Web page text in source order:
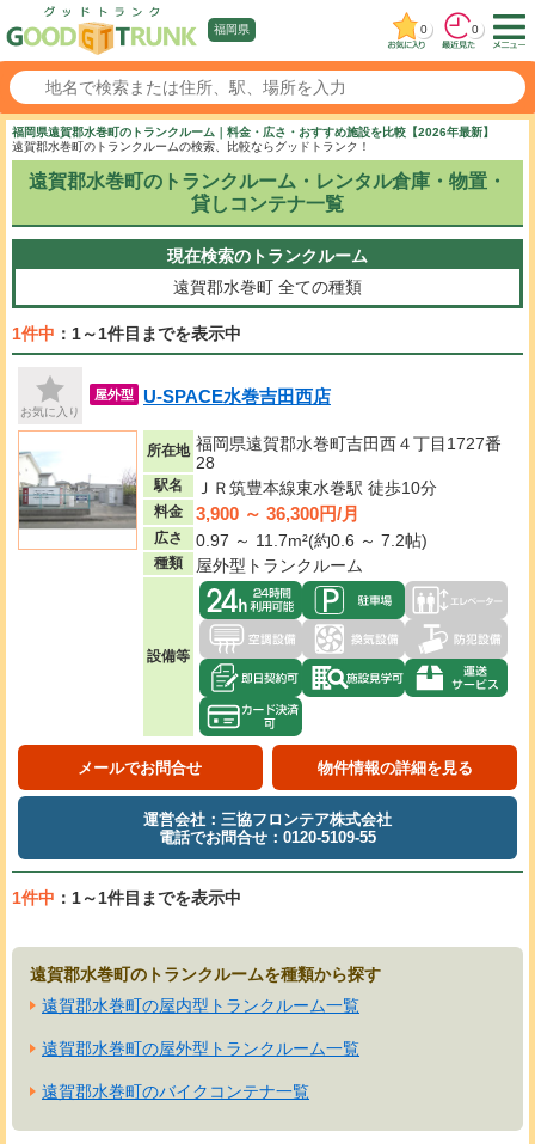
福岡県 0 0
福岡県遠賀郡水巻町のトランクルーム｜料金・広さ・おすすめ施設を比較【2026年最新】
遠賀郡水巻町のトランクルームの検索、比較ならグッドトランク！
遠賀郡水巻町のトランクルーム・レンタル倉庫・物置・
貸しコンテナ一覧
現在検索のトランクルーム
遠賀郡水巻町 全ての種類
1件中 ：1～1件目までを表示中
お気に入り
屋外型 U-SPACE水巻吉田西店
所在地 福岡県遠賀郡水巻町吉田西４丁目1727番
28
駅名 ＪＲ筑豊本線東水巻駅 徒歩10分
料金 3,900 ～ 36,300円/月
広さ 0.97 ～ 11.7m²(約0.6 ～ 7.2帖)
種類 屋外型トランクルーム
設備等
メールでお問合せ 物件情報の詳細を見る
運営会社：三協フロンテア株式会社
電話でお問合せ：0120-5109-55
1件中 ：1～1件目までを表示中
遠賀郡水巻町のトランクルームを種類から探す
遠賀郡水巻町の屋内型トランクルーム一覧
遠賀郡水巻町の屋外型トランクルーム一覧
遠賀郡水巻町のバイクコンテナ一覧